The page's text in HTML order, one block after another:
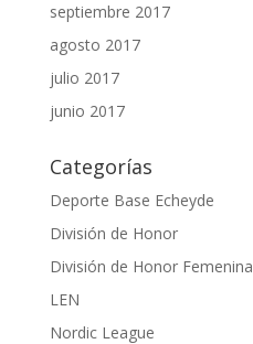
septiembre 2017
agosto 2017
julio 2017
junio 2017
Categorías
Deporte Base Echeyde
División de Honor
División de Honor Femenina
LEN
Nordic League